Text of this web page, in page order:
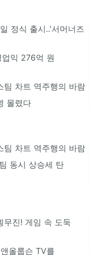
정식 출시..'서머너즈
업익 276억 원
팀 차트 역주행의 바람
몰렸다
팀 차트 역주행의 바람
동시 상승세 탄
무진! 게임 속 도둑
올룹슨 TV를